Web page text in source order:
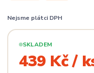
Nejsme plátci DPH
SKLADEM
439 Kč /